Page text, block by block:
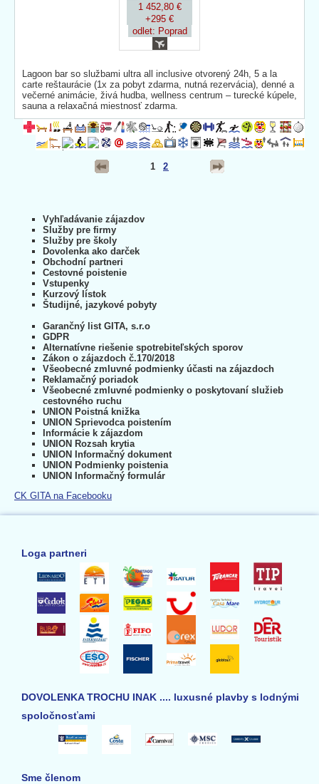
1 452,80 €
+295 €
odlet: Poprad
Lagoon bar so službami ultra all inclusive otvorený 24h, 5 a la
carte reštaurácie (1x za pobyt zdarma, nutná rezervácia), denné a
večerné animácie, živá hudba, wellness centrum – turecké kúpele,
sauna a relaxačná miestnosť zdarma.
1 2
Vyhľadávanie zájazdov
Služby pre firmy
Služby pre školy
Dovolenka ako darček
Obchodní partneri
Cestovné poistenie
Vstupenky
Kurzový lístok
Študijné, jazykové pobyty
Garančný list GITA, s.r.o
GDPR
Alternatívne riešenie spotrebiteľských sporov
Zákon o zájazdoch č.170/2018
Všeobecné zmluvné podmienky účasti na zájazdoch
Reklamačný poriadok
Všeobecné zmluvné podmienky o poskytovaní služieb
cestovného ruchu
UNION Poistná knižka
UNION Sprievodca poistením
Informácie k zájazdom
UNION Rozsah krytia
UNION Informačný dokument
UNION Podmienky poistenia
UNION Informačný formulár
CK GITA na Facebooku
Loga partneri
DOVOLENKA TROCHU INAK .... luxusné plavby s lodnými
spoločnosťami
Sme členom